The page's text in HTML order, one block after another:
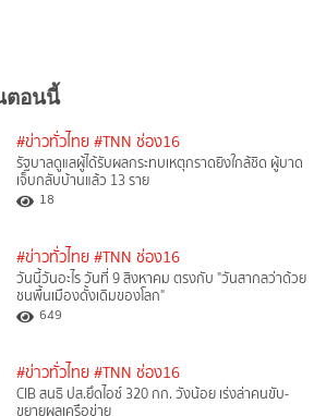
ตอนนี้
#ข่าวทั่วไทย #TNN ช่อง16
รัฐบาลดูแลผู้ได้รับผลกระทบเหตุกราดยิงใกล้ชิด ผู้บาด
เจ็บกลับบ้านแล้ว 13 ราย
18
#ข่าวทั่วไทย #TNN ช่อง16
วันนี้วันอะไร วันที่ 9 สิงหาคม ตรงกับ "วันสากลว่าด้วย
ชนพื้นเมืองดั้งเดิมของโลก"
649
#ข่าวทั่วไทย #TNN ช่อง16
CIB สนธิ ปส.ยึดไอซ์ 320 กก. วังน้อย เร่งล่าคนขับ-
ขยายผลเครือข่าย